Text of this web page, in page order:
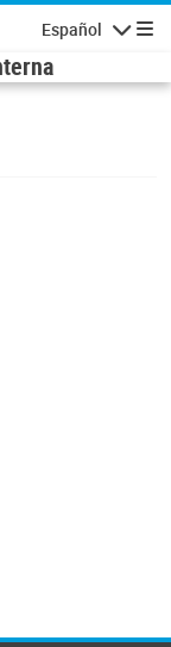
Español